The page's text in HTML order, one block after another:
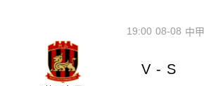
08-08
19:00 中甲
V - S